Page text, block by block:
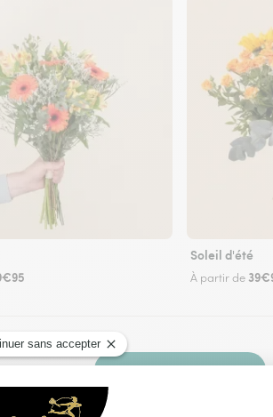
Soleil d'été
À partir de
Faire livrer des fleurs